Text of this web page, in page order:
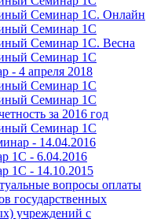
Семинар 1С. Онлайн
Семинар 1С
Семинар 1С. Весна
Семинар 1С
- 4 апреля 2018
Семинар 1С
Семинар 1С
за 2016 год
Семинар 1С
- 14.04.2016
1С - 6.04.2016
1С - 14.10.2015
вопросы оплаты
государственных
учреждений с